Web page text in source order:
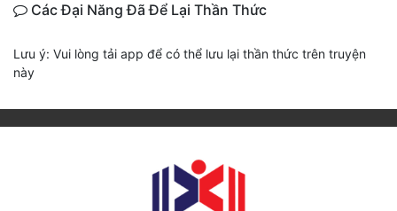
Các Đại Năng Đã Để Lại Thần Thức
Lưu ý: Vui lòng tải app để có thể lưu lại thần thức trên truyện
này